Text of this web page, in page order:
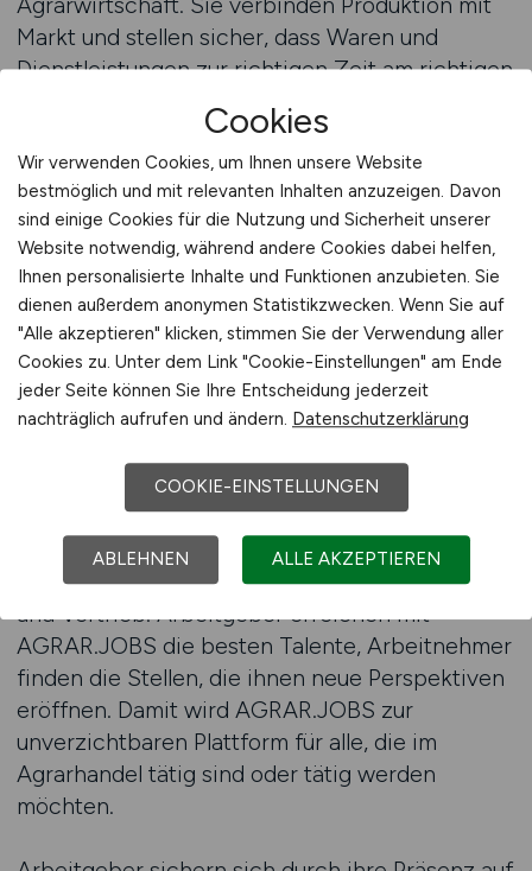
Markt und stellen sicher, dass Waren und
Dienstleistungen zur richtigen Zeit am richtigen
Ort verfügbar sind. Arbeitgeber im Agrarhandel
wissen, dass sie auf qualifizierte Fachkräfte
angewiesen sind, um diese Prozesse erfolgreich
zu gestalten.
Stellenanzeigen für Handel und Vertrieb
gewinnen daher zunehmend an Bedeutung.
AGRAR.JOBS bietet Arbeitgebern die
Möglichkeit, ihre Positionen in einem Umfeld zu
platzieren, das Vertrauen ausstrahlt und die
richtigen Zielgruppen anspricht. Arbeitnehmer
der Agrarhandel bietet.
Beste Jobbörse für Agrar-Jobs – dieser
Anspruch zeigt sich auch im Bereich Handel
und Vertrieb. Arbeitgeber erreichen mit
AGRAR.JOBS die besten Talente, Arbeitnehmer
finden die Stellen, die ihnen neue Perspektiven
eröffnen. Damit wird AGRAR.JOBS zur
unverzichtbaren Plattform für alle, die im
Agrarhandel tätig sind oder tätig werden
möchten.
Cookies
Wir verwenden Cookies, um Ihnen unsere Website
bestmöglich und mit relevanten Inhalten anzuzeigen. Davon
sind einige Cookies für die Nutzung und Sicherheit unserer
Website notwendig, während andere Cookies dabei helfen,
Ihnen personalisierte Inhalte und Funktionen anzubieten. Sie
dienen außerdem anonymen Statistikzwecken. Wenn Sie auf
"Alle akzeptieren" klicken, stimmen Sie der Verwendung aller
Cookies zu. Unter dem Link "Cookie-Einstellungen" am Ende
jeder Seite können Sie Ihre Entscheidung jederzeit
nachträglich aufrufen und ändern. Datenschutzerklärung
COOKIE-EINSTELLUNGEN
ABLEHNEN ALLE AKZEPTIEREN